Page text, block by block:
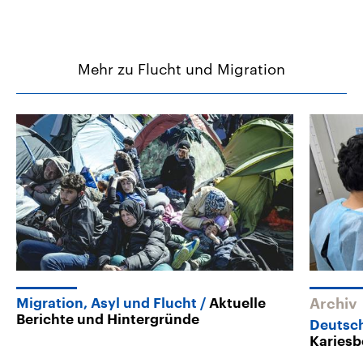
Mehr zu Flucht und Migration
Migration, Asyl und Flucht
Aktuelle
Berichte und Hintergründe
Archiv